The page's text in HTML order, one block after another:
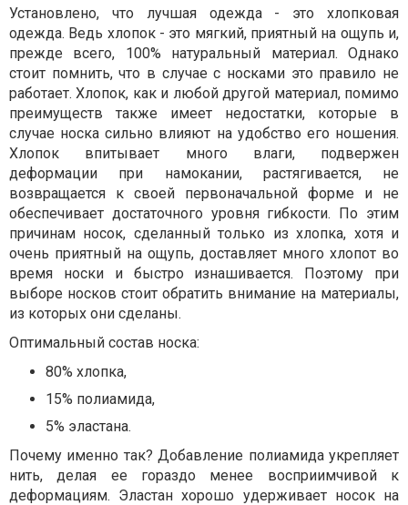
Установлено, что лучшая одежда - это хлопковая
одежда. Ведь хлопок - это мягкий, приятный на ощупь и,
прежде всего, 100% натуральный материал. Однако
стоит помнить, что в случае с носками это правило не
работает. Хлопок, как и любой другой материал, помимо
преимуществ также имеет недостатки, которые в
случае носка сильно влияют на удобство его ношения.
Хлопок впитывает много влаги, подвержен
деформации при намокании, растягивается, не
возвращается к своей первоначальной форме и не
обеспечивает достаточного уровня гибкости. По этим
причинам носок, сделанный только из хлопка, хотя и
очень приятный на ощупь, доставляет много хлопот во
время носки и быстро изнашивается. Поэтому при
выборе носков стоит обратить внимание на материалы,
из которых они сделаны.
Оптимальный состав носка:
80% хлопка,
15% полиамида,
5% эластана.
Почему именно так? Добавление полиамида укрепляет
нить, делая ее гораздо менее восприимчивой к
деформациям. Эластан хорошо удерживает носок на